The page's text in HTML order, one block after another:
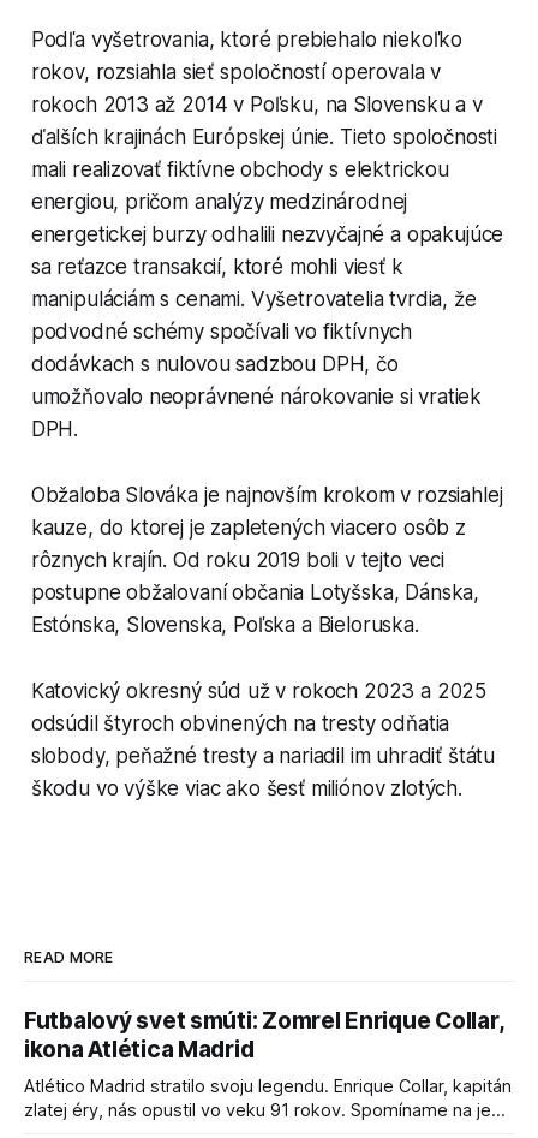
Podľa vyšetrovania, ktoré prebiehalo niekoľko
rokov, rozsiahla sieť spoločností operovala v
rokoch 2013 až 2014 v Poľsku, na Slovensku a v
ďalších krajinách Európskej únie. Tieto spoločnosti
mali realizovať fiktívne obchody s elektrickou
energiou, pričom analýzy medzinárodnej
energetickej burzy odhalili nezvyčajné a opakujúce
sa reťazce transakcií, ktoré mohli viesť k
manipuláciám s cenami. Vyšetrovatelia tvrdia, že
podvodné schémy spočívali vo fiktívnych
dodávkach s nulovou sadzbou DPH, čo
umožňovalo neoprávnené nárokovanie si vratiek
DPH.
Obžaloba Slováka je najnovším krokom v rozsiahlej
kauze, do ktorej je zapletených viacero osôb z
rôznych krajín. Od roku 2019 boli v tejto veci
postupne obžalovaní občania Lotyšska, Dánska,
Estónska, Slovenska, Poľska a Bieloruska.
Katovický okresný súd už v rokoch 2023 a 2025
odsúdil štyroch obvinených na tresty odňatia
slobody, peňažné tresty a nariadil im uhradiť štátu
škodu vo výške viac ako šesť miliónov zlotých.
READ MORE
Futbalový svet smúti: Zomrel Enrique Collar,
ikona Atlética Madrid
Atlético Madrid stratilo svoju legendu. Enrique Collar, kapitán
zlatej éry, nás opustil vo veku 91 rokov. Spomíname na jeho